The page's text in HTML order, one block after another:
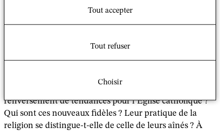
Extrait
décennies, le nombre de baptêmes connaîtrait une
renversement de tendances pour l’Église catholique ?
Qui sont ces nouveaux fidèles ? Leur pratique de la
religion se distingue-t-elle de celle de leurs aînés ? À
Tout accepter
Tout refuser
Choisir